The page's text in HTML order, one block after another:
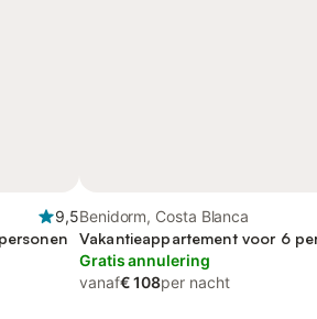
9,5Benidorm, Costa Blanca
Vakantieappartement voor 6
Gratis annulering
vanaf€ 108per nacht